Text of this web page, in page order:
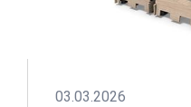
03.03.2026